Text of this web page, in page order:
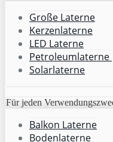
Große Laterne
Kerzenlaterne
LED Laterne
Petroleumlaterne
Solarlaterne
Für jeden
Balkon Laterne
Bodenlaterne